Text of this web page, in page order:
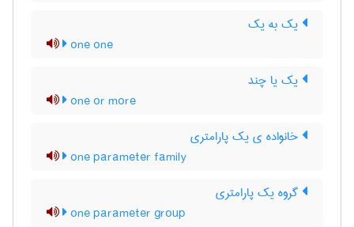
یک به یک
one one
یک یا چند
one or more
خانواده ی یک پارامتری
one parameter family
گروه یک پارامتری
one parameter group